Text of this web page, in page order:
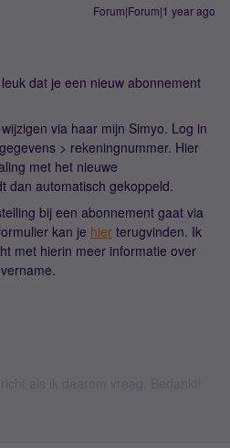
Forum|Forum|1 year ago
dat je een nieuw abonnement
via haar mijn Simyo. Log in
> rekeningnummer. Hier
met het nieuwe
dan automatisch gekoppeld.
bij een abonnement gaat via
kan je hier terugvinden. Ik
met hierin meer informatie over